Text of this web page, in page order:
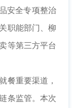
安全专项整治
职能部门、柳
等第三方平台
重要渠道，
条监管。本次